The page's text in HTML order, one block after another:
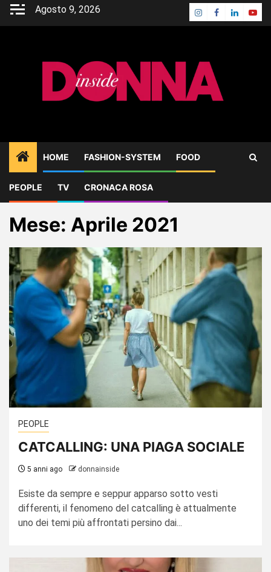
Skip
Agosto 9, 2026 Instagram
Facebook
Linkedin
HOME FASHION-SYSTEM FOOD
PEOPLE TV CRONACA ROSA
Home 2021 Aprile
Mese: Aprile 2021
PEOPLE
CATCALLING: UNA PIAGA SOCIALE
5 anni ago donnainside
Esiste da sempre e seppur apparso sotto vesti
differenti, il fenomeno del catcalling è attualmente
uno dei temi più affrontati persino dai...